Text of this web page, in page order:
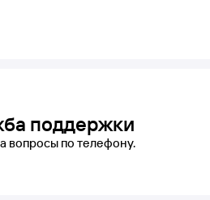
поддержки
вопросы по телефону.